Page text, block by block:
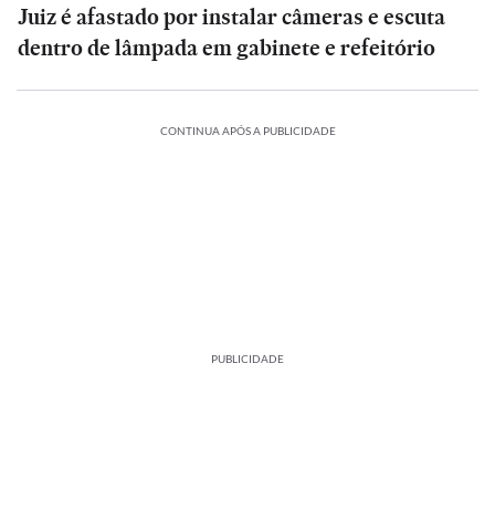
Juiz é afastado por instalar câmeras e escuta
dentro de lâmpada em gabinete e refeitório
CONTINUA APÓS A PUBLICIDADE
PUBLICIDADE